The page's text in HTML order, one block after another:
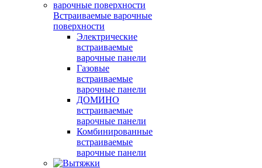
Встраиваемые варочные
поверхности
Электрические
встраиваемые
варочные панели
Газовые
встраиваемые
варочные панели
ДОМИНО
встраиваемые
варочные панели
Комбинированные
встраиваемые
варочные панели